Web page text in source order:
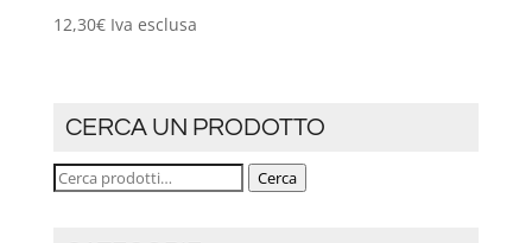
12,30€ Iva esclusa
CERCA UN PRODOTTO
Cerca: Cerca